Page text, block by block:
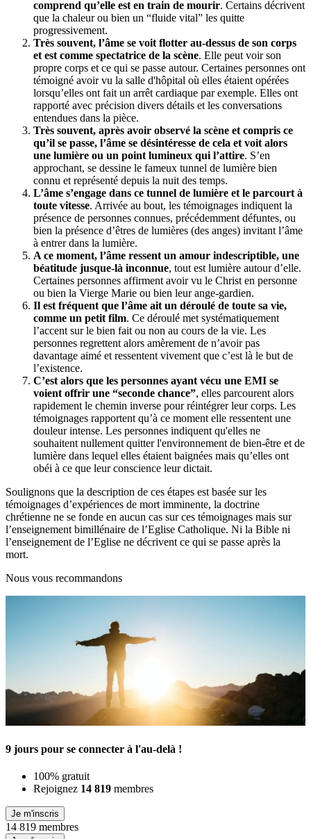
comprend qu’elle est en train de mourir. Certains décrivent
que la chaleur ou bien un “fluide vital” les quitte
progressivement.
Très souvent, l’âme se voit flotter au-dessus de son corps
et est comme spectatrice de la scène. Elle peut voir son
propre corps et ce qui se passe autour. Certaines personnes ont
témoigné avoir vu la salle d'hôpital où elles étaient opérées
lorsqu’elles ont fait un arrêt cardiaque par exemple. Elles ont
rapporté avec précision divers détails et les conversations
entendues dans la pièce.
Très souvent, après avoir observé la scène et compris ce
qu’il se passe, l’âme se désintéresse de cela et voit alors
une lumière ou un point lumineux qui l’attire. S’en
approchant, se dessine le fameux tunnel de lumière bien
connu et représenté depuis la nuit des temps.
L’âme s’engage dans ce tunnel de lumière et le parcourt à
toute vitesse. Arrivée au bout, les témoignages indiquent la
présence de personnes connues, précédemment défuntes, ou
bien la présence d’êtres de lumières (des anges) invitant l’âme
à entrer dans la lumière.
A ce moment, l’âme ressent un amour indescriptible, une
béatitude jusque-là inconnue, tout est lumière autour d’elle.
Certaines personnes affirment avoir vu le Christ en personne
ou bien la Vierge Marie ou bien leur ange-gardien.
Il est fréquent que l’âme ait un déroulé de toute sa vie,
comme un petit film. Ce déroulé met systématiquement
l’accent sur le bien fait ou non au cours de la vie. Les
personnes regrettent alors amèrement de n’avoir pas
davantage aimé et ressentent vivement que c’est là le but de
l’existence.
C’est alors que les personnes ayant vécu une EMI se
voient offrir une “seconde chance”, elles parcourent alors
rapidement le chemin inverse pour réintégrer leur corps. Les
témoignages rapportent qu’à ce moment elle ressentent une
douleur intense. Les personnes indiquent qu'elles ne
souhaitent nullement quitter l'environnement de bien-être et de
lumière dans lequel elles étaient baignées mais qu’elles ont
obéi à ce que leur conscience leur dictait.
Soulignons que la description de ces étapes est basée sur les
témoignages d’expériences de mort imminente, la doctrine
chrétienne ne se fonde en aucun cas sur ces témoignages mais sur
l’enseignement bimillénaire de l’Eglise Catholique. Ni la Bible ni
l’enseignement de l’Eglise ne décrivent ce qui se passe après la
mort.
Nous vous recommandons
9 jours pour se connecter à l'au-delà !
100% gratuit
Rejoignez 14 819 membres
Je m'inscris
14 819 membres